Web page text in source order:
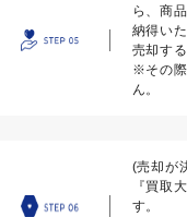
ら、商
納得い
売却す
※その
ん。
(売却が
『買取
す。